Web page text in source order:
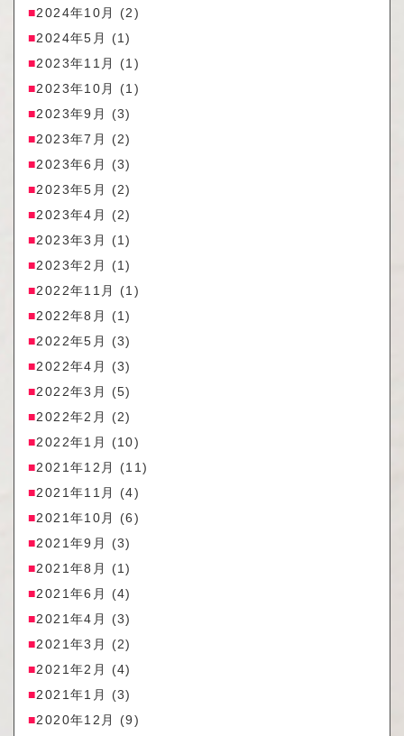
2024年10月
(2)
2024年5月
(1)
2023年11月
(1)
2023年10月
(1)
2023年9月
(3)
2023年7月
(2)
2023年6月
(3)
2023年5月
(2)
2023年4月
(2)
2023年3月
(1)
2023年2月
(1)
2022年11月
(1)
2022年8月
(1)
2022年5月
(3)
2022年4月
(3)
2022年3月
(5)
2022年2月
(2)
2022年1月
(10)
2021年12月
(11)
2021年11月
(4)
2021年10月
(6)
2021年9月
(3)
2021年8月
(1)
2021年6月
(4)
2021年4月
(3)
2021年3月
(2)
2021年2月
(4)
2021年1月
(3)
2020年12月
(9)